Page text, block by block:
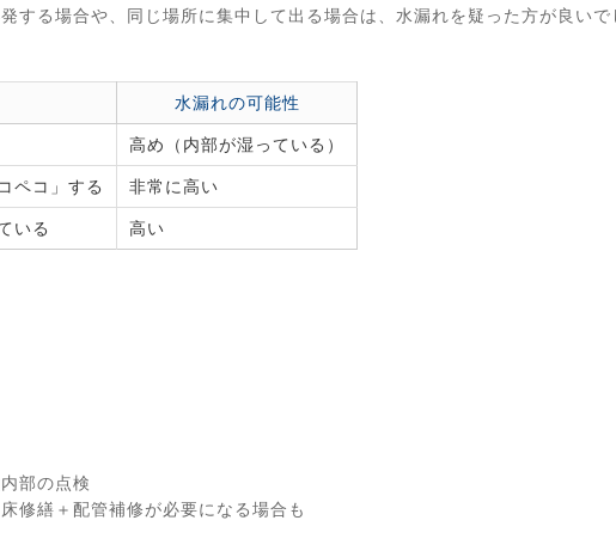
する場合や、同じ場所に集中して出る場合は、水漏れを疑った方が良いで
水漏れの可能性
高め（内部が湿っている）
ペコ」する 非常に高い
いる 高い
部の点検
修繕＋配管補修が必要になる場合も